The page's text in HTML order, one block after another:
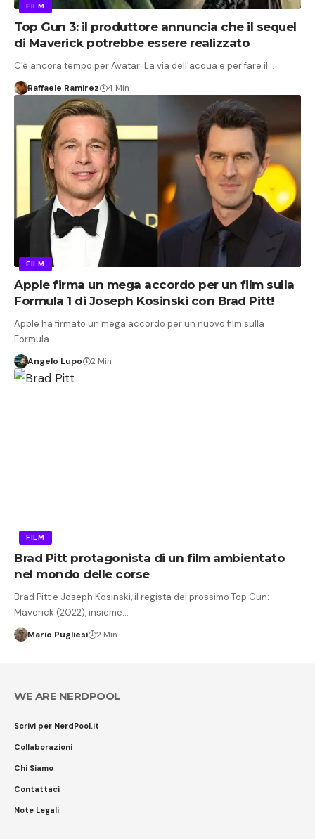
FILM
Top Gun 3: il produttore annuncia che il sequel
di Maverick potrebbe essere realizzato
C'è ancora tempo per Avatar: La via dell'acqua e per fare il…
Raffaele Ramirez 4 Min
FILM
Apple firma un mega accordo per un film sulla
Formula 1 di Joseph Kosinski con Brad Pitt!
Apple ha firmato un mega accordo per un nuovo film sulla
Formula…
Angelo Lupo 2 Min
FILM
Brad Pitt protagonista di un film ambientato
nel mondo delle corse
Brad Pitt e Joseph Kosinski, il regista del prossimo Top Gun:
Maverick (2022), insieme…
Mario Pugliesi 2 Min
WE ARE NERDPOOL
Scrivi per NerdPool.it
Collaborazioni
Chi Siamo
Contattaci
Note Legali